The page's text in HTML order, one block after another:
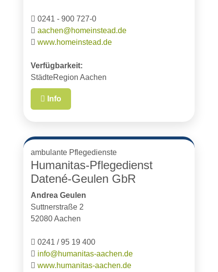
0241 - 900 727-0
aachen@homeinstead.de
www.homeinstead.de
Verfügbarkeit:
StädteRegion Aachen
Info
ambulante Pflegedienste
Humanitas-Pflegedienst
Datené-Geulen GbR
Andrea Geulen
Suttnerstraße 2
52080 Aachen
0241 / 95 19 400
info@humanitas-aachen.de
www.humanitas-aachen.de